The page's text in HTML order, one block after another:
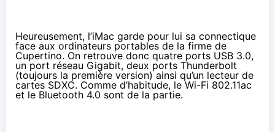
Heureusement, l’iMac garde pour lui sa connectique
face aux ordinateurs portables de la firme de
Cupertino. On retrouve donc quatre ports USB 3.0,
un port réseau Gigabit, deux ports Thunderbolt
(toujours la première version) ainsi qu’un lecteur de
cartes SDXC. Comme d’habitude, le Wi-Fi 802.11ac
et le Bluetooth 4.0 sont de la partie.